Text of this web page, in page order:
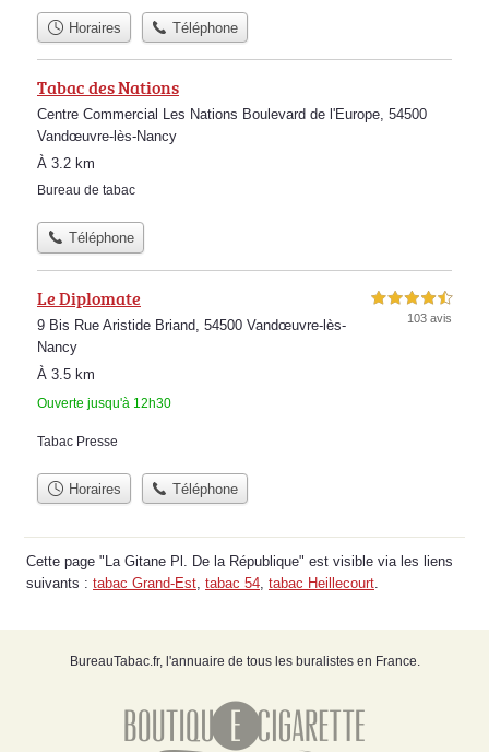
Horaires Téléphone
Tabac des Nations
Centre Commercial Les Nations Boulevard de l'Europe, 54500
Vandœuvre-lès-Nancy
À 3.2 km
Bureau de tabac
Téléphone
Le Diplomate
9 Bis Rue Aristide Briand, 54500 Vandœuvre-lès-
Nancy
À 3.5 km
Ouverte jusqu'à 12h30
4,5 étoiles sur 5
103 avis
Tabac Presse
Horaires Téléphone
Cette page "La Gitane Pl. De la République" est visible via les liens
suivants : tabac Grand-Est tabac 54 tabac Heillecourt
BureauTabac.fr, l'annuaire de tous les buralistes en France.